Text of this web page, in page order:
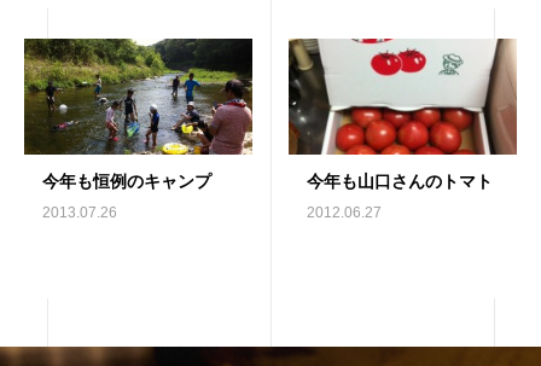
今年も恒例のキャンプ
2013.07.26
今年も山口さんのトマト
2012.06.27